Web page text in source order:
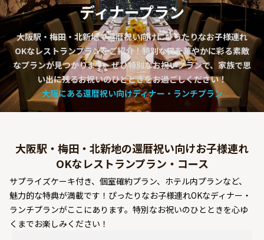
過去に見たお店が最大10件まで表示されます。
10件を超えると、古いものから順に削除されます。
TOP
Annyお祝い体験について
Annyお祝いアイテムについて
よくあるご質問
ディナープラン
大阪駅・梅田・北新地で還暦祝い向けにぴったりなお子様連れ
OKなレストランプランをご紹介！特別な日を華やかに彩る素敵
なプランが見つかります。ぜひ特別なお祝いプランで、家族で思
い出に残るお祝いのひとときをお過ごしください！
大阪にある還暦祝い向けディナー・ランチプラン
大阪駅・梅田・北新地の還暦祝い向けお子様連れ
OKなレストランプラン・コース
サプライズケーキ付き、個室確約プラン、ホテル内プランなど、
魅力的な特典が満載です！ぴったりなお子様連れOKなディナー・
ランチプランがここにあります。特別なお祝いのひとときを心ゆ
くまでお楽しみください！